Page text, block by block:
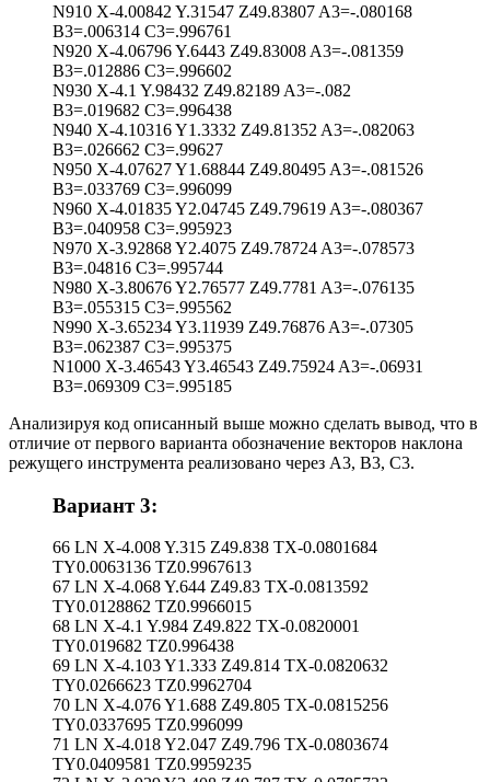
N910 X-4.00842 Y.31547 Z49.83807 A3=-.080168
B3=.006314 C3=.996761
N920 X-4.06796 Y.6443 Z49.83008 A3=-.081359
B3=.012886 C3=.996602
N930 X-4.1 Y.98432 Z49.82189 A3=-.082
B3=.019682 C3=.996438
N940 X-4.10316 Y1.3332 Z49.81352 A3=-.082063
B3=.026662 C3=.99627
N950 X-4.07627 Y1.68844 Z49.80495 A3=-.081526
B3=.033769 C3=.996099
N960 X-4.01835 Y2.04745 Z49.79619 A3=-.080367
B3=.040958 C3=.995923
N970 X-3.92868 Y2.4075 Z49.78724 A3=-.078573
B3=.04816 C3=.995744
N980 X-3.80676 Y2.76577 Z49.7781 A3=-.076135
B3=.055315 C3=.995562
N990 X-3.65234 Y3.11939 Z49.76876 A3=-.07305
B3=.062387 C3=.995375
N1000 X-3.46543 Y3.46543 Z49.75924 A3=-.06931
B3=.069309 C3=.995185
Анализируя код описанный выше можно сделать вывод, что в
отличие от первого варианта обозначение векторов наклона
режущего инструмента реализовано через A3, B3, C3.
Вариант 3:
66 LN X-4.008 Y.315 Z49.838 TX-0.0801684
TY0.0063136 TZ0.9967613
67 LN X-4.068 Y.644 Z49.83 TX-0.0813592
TY0.0128862 TZ0.9966015
68 LN X-4.1 Y.984 Z49.822 TX-0.0820001
TY0.019682 TZ0.996438
69 LN X-4.103 Y1.333 Z49.814 TX-0.0820632
TY0.0266623 TZ0.9962704
70 LN X-4.076 Y1.688 Z49.805 TX-0.0815256
TY0.0337695 TZ0.996099
71 LN X-4.018 Y2.047 Z49.796 TX-0.0803674
TY0.0409581 TZ0.9959235